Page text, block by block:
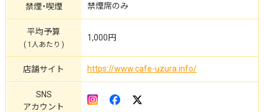
禁煙・喫煙 禁煙席のみ
平均予算
( 1人あたり )
1,000円
店舗サイト https://www.cafe-uzura.info/
SNS
アカウント